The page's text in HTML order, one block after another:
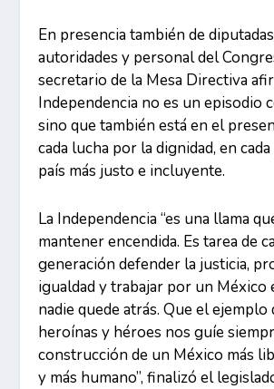
En presencia también de
autoridades y personal del
secretario de la Mesa Directiva
Independencia no es un episodio
sino que también está en el
cada lucha por la dignidad, en
país más justo e incluyente.
La Independencia “es una llama
mantener encendida. Es tarea de
generación defender la justicia,
igualdad y trabajar por un México
nadie quede atrás. Que el ejemplo
heroínas y héroes nos guíe
construcción de un México más
y más humano”, finalizó el